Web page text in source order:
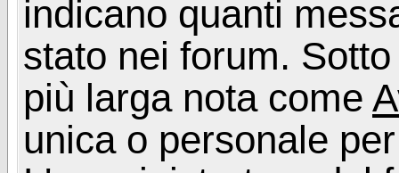
indicano quanti
stato nei forum.
più larga nota come
unica o personale